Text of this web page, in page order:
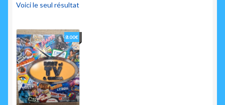
Voici le seul résultat
8.00€